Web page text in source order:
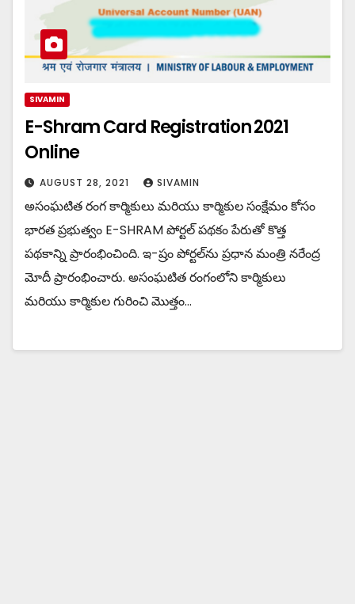
SIVAMIN
E-Shram Card Registration 2021
Online
AUGUST 28, 2021 SIVAMIN
అసంఘటిత రంగ కార్మికులు మరియు కార్మికుల సంక్షేమం కోసం
భారత ప్రభుత్వం E-SHRAM పోర్టల్ పథకం పేరుతో కొత్త
పథకాన్ని ప్రారంభించింది. ఇ-ష్రం పోర్టల్‌ను ప్రధాన మంత్రి నరేంద్ర
మోదీ ప్రారంభించారు. అసంఘటిత రంగంలోని కార్మికులు
మరియు కార్మికుల గురించి మొత్తం…